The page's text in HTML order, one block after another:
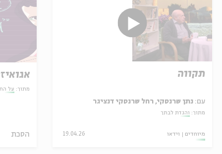
תקווה
עם: נתן שרנסקי, רחל שרנסקי דנציגר
מתוך: והגדת לבתך
מיוחדים וידאו 19.04.26
מתוך: על
הסכת